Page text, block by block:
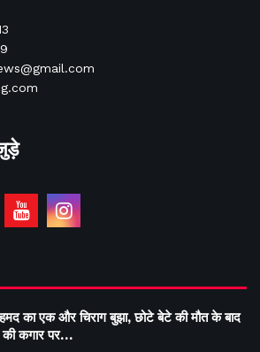
का एक और चिराग बुझा, छोटे बेटे की मौत के बाद
की कगार पर…